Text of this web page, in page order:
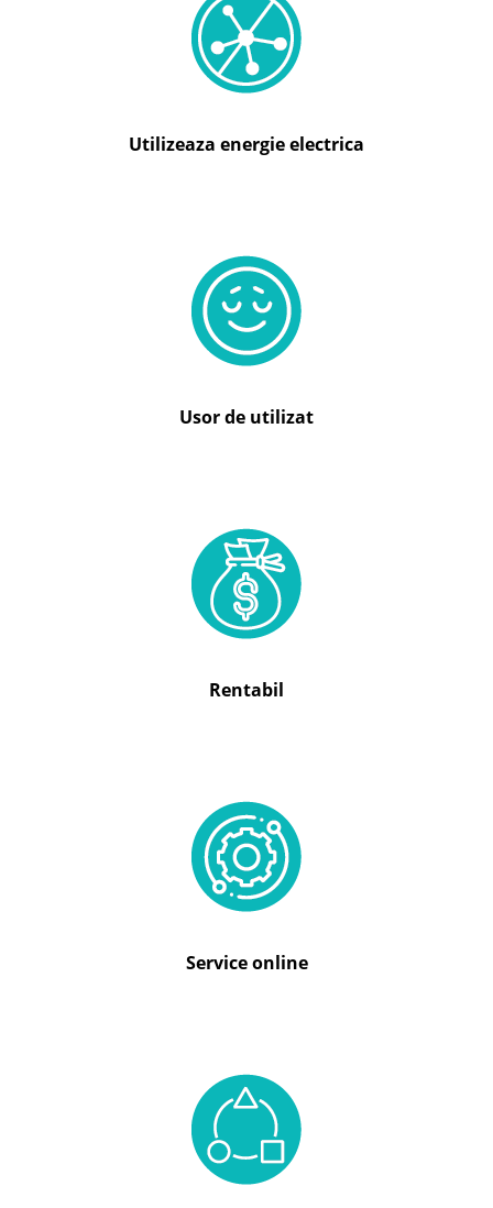
Utilizeaza energie electrica
Usor de utilizat
Rentabil
Service online